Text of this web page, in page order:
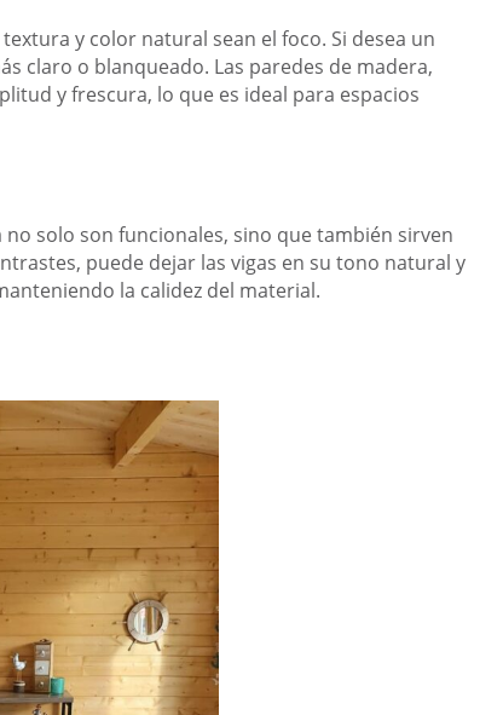
y color natural sean el foco. Si desea un
claro o blanqueado. Las paredes de madera,
y frescura, lo que es ideal para espacios
no solo son funcionales, sino que también sirven
puede dejar las vigas en su tono natural y
la calidez del material.